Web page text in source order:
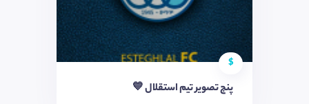
$
پنج تصویر تیم استقلال 💙